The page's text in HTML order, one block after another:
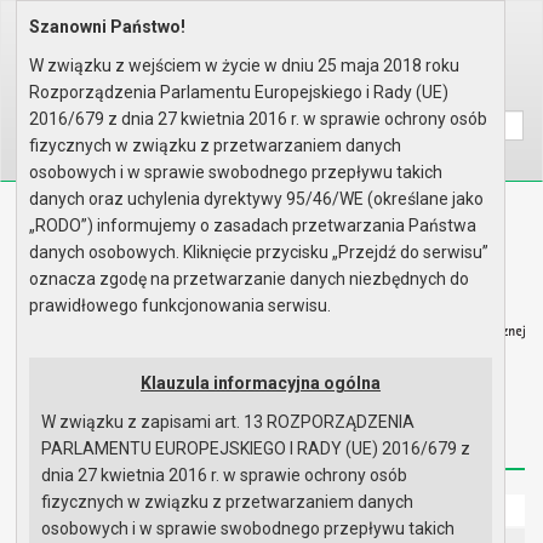
Home Prawo lokalne
Wyszukaj na stronie:
A AA
Biuletyn Informacji Publicznej
Urząd Miasta i Gminy w Gryfinie
Redakcja Instrukcja korzystania Dostępność
Strona główna
Szanowni Państwo!
W związku z wejściem w życie w dniu 25 maja 2018 roku
Rozporządzenia Parlamentu Europejskiego i Rady (UE)
2016/679 z dnia 27 kwietnia 2016 r. w sprawie ochrony osób
fizycznych w związku z przetwarzaniem danych
osobowych i w sprawie swobodnego przepływu takich
danych oraz uchylenia dyrektywy 95/46/WE (określane jako
„RODO”) informujemy o zasadach przetwarzania Państwa
danych osobowych. Kliknięcie przycisku „Przejdź do serwisu”
oznacza zgodę na przetwarzanie danych niezbędnych do
prawidłowego funkcjonowania serwisu.
Klauzula informacyjna ogólna
W związku z zapisami art. 13 ROZPORZĄDZENIA
PARLAMENTU EUROPEJSKIEGO I RADY (UE) 2016/679 z
dnia 27 kwietnia 2016 r. w sprawie ochrony osób
fizycznych w związku z przetwarzaniem danych
osobowych i w sprawie swobodnego przepływu takich